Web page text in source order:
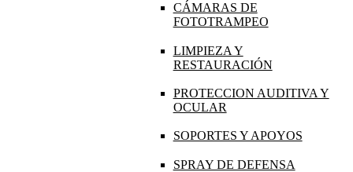
CÁMARAS DE
FOTOTRAMPEO
LIMPIEZA Y
RESTAURACIÓN
PROTECCION AUDITIVA Y
OCULAR
SOPORTES Y APOYOS
SPRAY DE DEFENSA